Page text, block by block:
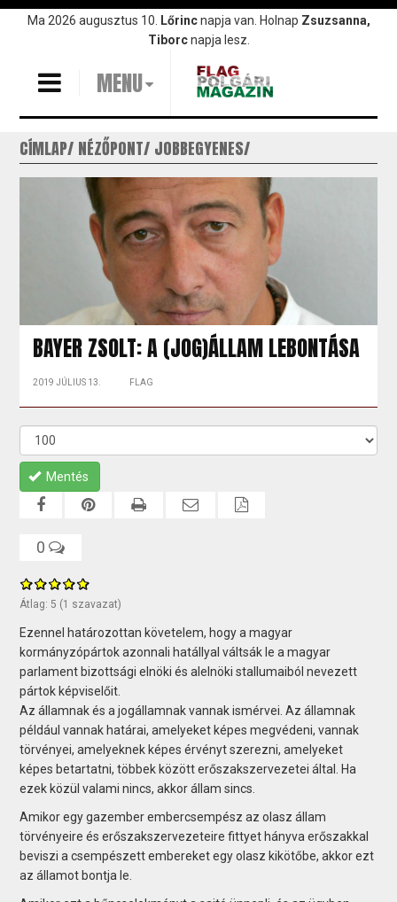
UgrásMa 2026 augusztus 10. Lőrincnapja van. Holnap Zsuzsanna,
Tiborcnapja lesz.
MENU
CÍMLAP NÉZŐPONT JOBBEGYENES
BAYER ZSOLT: A (JOG)ÁLLAM LEBONTÁSA
2019 JÚLIUS 13. FLAG
Mentés
0
Átlag: 5 (1 szavazat)
Ezennel határozottan követelem, hogy a magyar
kormányzópártok azonnali hatállyal váltsák le a magyar
parlament bizottsági elnöki és alelnöki stallumaiból nevezett
pártok képviselőit.
Az államnak és a jogállamnak vannak ismérvei. Az államnak
például vannak határai, amelyeket képes megvédeni, vannak
törvényei, amelyeknek képes érvényt szerezni, amelyeket
képes betartatni, többek között erőszakszervezetei által. Ha
ezek közül valami nincs, akkor állam sincs.
Amikor egy gazember embercsempész az olasz állam
törvényeire és erőszakszervezeteire fittyet hányva erőszakkal
beviszi a csempészett embereket egy olasz kikötőbe, akkor ezt
az államot bontja le.